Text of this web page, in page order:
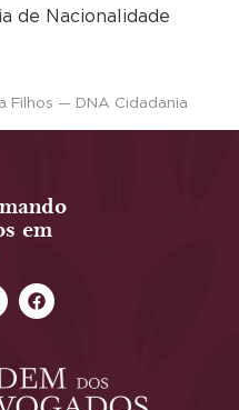
de Nacionalidade
Filhos — DNA Cidadania
em